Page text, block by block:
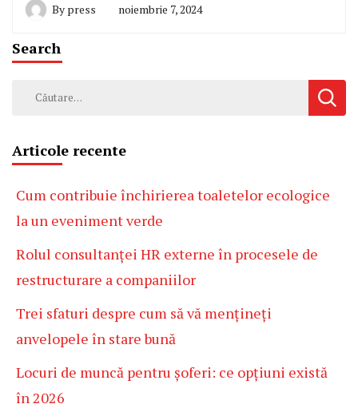
By press noiembrie 7, 2024
Search
Caută
Articole recente
Cum contribuie închirierea toaletelor ecologice
la un eveniment verde
Rolul consultanței HR externe în procesele de
restructurare a companiilor
Trei sfaturi despre cum să vă mențineți
anvelopele în stare bună
Locuri de muncă pentru șoferi: ce opțiuni există
în 2026